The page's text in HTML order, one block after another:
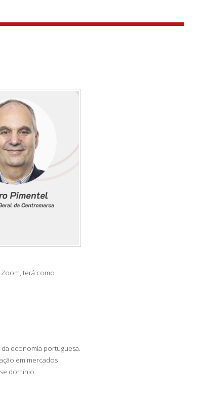
Zoom, terá como
economia portuguesa.
em mercados
domínio.